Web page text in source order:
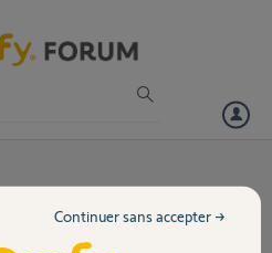
Bonjour,
Continuer sans accepter →